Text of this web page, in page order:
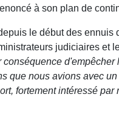
à son plan de
le début des ennuis
judiciaires et
conséquence d'empêcher
que nous avions avec
fortement intéressé par